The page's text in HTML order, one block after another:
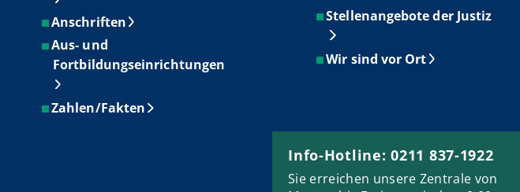
Anschriften
Aus- und
Fortbildungseinrichtungen
Zahlen/Fakten
Stellenangebote der Justiz
Wir sind vor Ort
Info-Hotline: 0211 837-1922
Sie erreichen unsere Zentrale von